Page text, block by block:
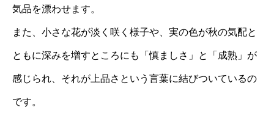
気品を漂わせます。
また、小さな花が淡く咲く様子や、実の色が秋の気配と
ともに深みを増すところにも「慎ましさ」と「成熟」が
感じられ、それが上品さという言葉に結びついているの
です。